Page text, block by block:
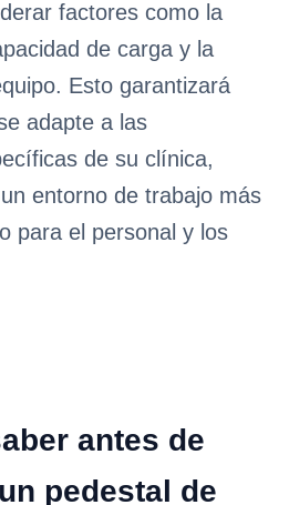
factores como la
de carga y la
Esto garantizará
adapte a las
de su clínica,
entorno de trabajo más
para el personal y los
antes de
pedestal de